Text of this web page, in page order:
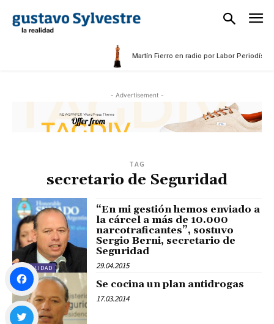
Martín Fierro en radio por Labor Periodística
- Advertisement -
TAG
secretario de Seguridad
ACTUALIDAD
“En mi gestión hemos enviado a
la cárcel a más de 10.000
narcotraficantes”, sostuvo
Sergio Berni, secretario de
Seguridad
29.04.2015
Se cocina un plan antidrogas
17.03.2014
Facebook